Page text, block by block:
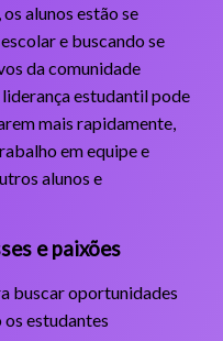
alunos estão se
e buscando se
da comunidade
estudantil pode
mais rapidamente,
em equipe e
alunos e
e paixões
buscar oportunidades
estudantes